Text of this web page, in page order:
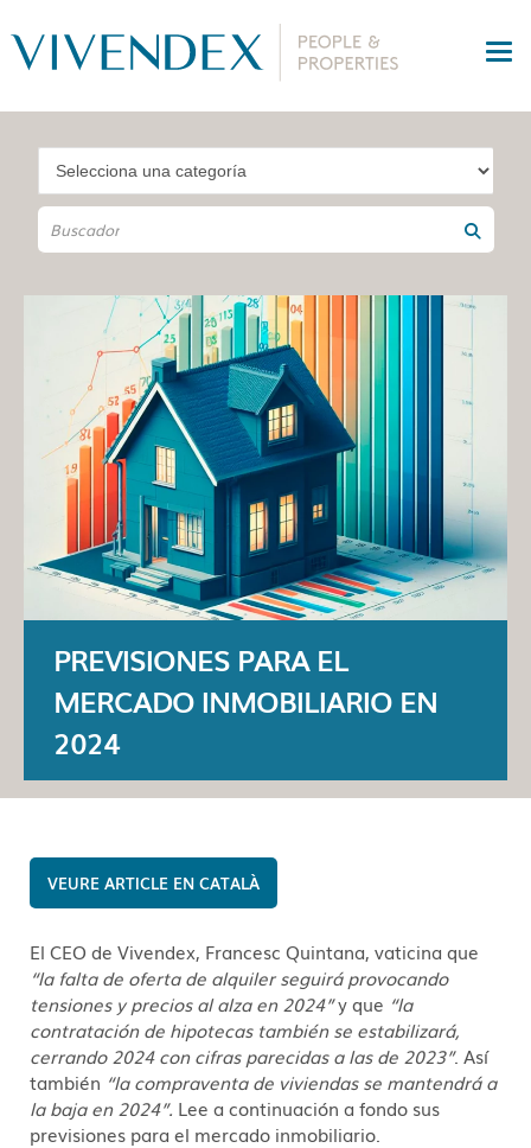
PREVISIONES PARA EL
MERCADO INMOBILIARIO EN
2024
CATALÀ
El CEO de Vivendex, Francesc Quintana, vaticina que
“la falta de oferta de alquiler seguirá provocando
tensiones y precios al alza en 2024”y que “la
contratación de hipotecas también se estabilizará,
cerrando 2024 con cifras parecidas a las de 2023”. Así
también “la compraventa de viviendas se mantendrá a
la baja en 2024”. Lee a continuación a fondo sus
previsiones para el mercado inmobiliario.